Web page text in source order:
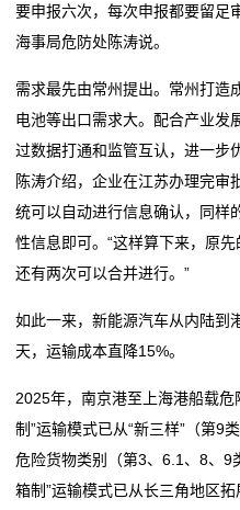
要申报六次，每次申报都要留足
海事局危防处陈涛说。
需求最先由常州提出。常州打造
电池等出口需求大。配合产业发
过数据打通和监管互认，进一步
陈涛介绍，企业在江苏办理完审
统可以自动进行信息确认，同样
性信息即可。“这样算下来，原
还有两次可以合并进行。”
如此一来，新能源汽车从内陆
天，运输成本直降15%。
2025年，南京港至上海港船载危
制”运输模式已从“新三样”（第9
危险货物类别（第3、6.1、8、9
箱制”运输模式已从长三角地区